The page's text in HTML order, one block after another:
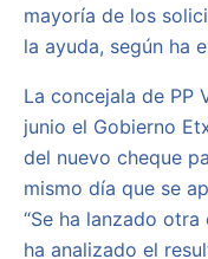
mayoría de los
la ayuda, según ha
La concejala de PP
junio el Gobierno
del nuevo cheque
mismo día que se
“Se ha lanzado
ha analizado el